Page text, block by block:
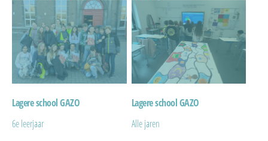
Lagere school GAZO
6e leerjaar
Lagere school GAZO
Alle jaren